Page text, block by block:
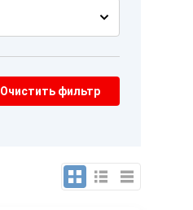
Очистить фильтр